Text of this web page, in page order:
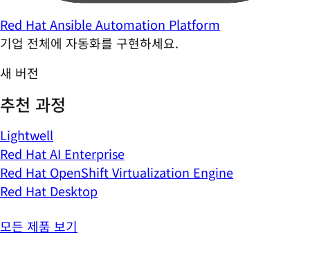
Red Hat Ansible Automation Platform
기업 전체에 자동화를 구현하세요.
새 버전
추천 과정
Lightwell
Red Hat AI Enterprise
Red Hat OpenShift Virtualization Engine
Red Hat Desktop
모든 제품 보기